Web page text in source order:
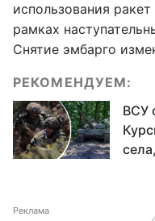
использования
рамках
Снятие эмбарго
РЕКОМЕНДУЕМ:
ВСУ
Реклама